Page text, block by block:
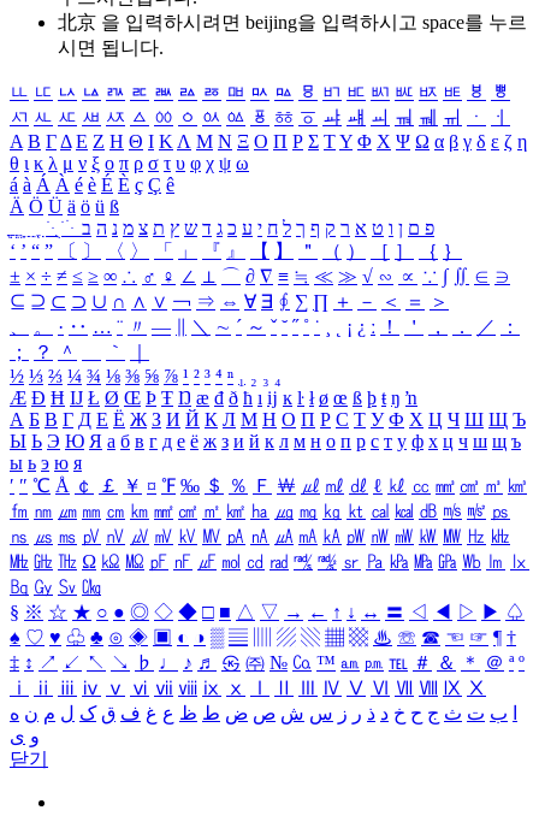
北京 을 입력하시려면 beijing을 입력하시고 space를 누르
시면 됩니다.
ㅥ ㅦ ㅧ ㅨ ㅩ ㅪ ㅫ ㅬ ㅭ ㅮ ㅯ ㅰ ㅱ ㅲ ㅳ ㅴ ㅵ ㅶ ㅷ ㅸ
ㅹ
ㅺ ㅻ ㅼ ㅽ ㅾ ㅿ ㆀ ㆁ ㆂ ㆃ ㆄ ㆅ ㆆ ㆇ ㆈ ㆉ ㆊ ㆋ ㆌ ㆍ
ㆎ
Α Β ΓΔ Ε Ζ Η Θ Ι ΚΛ Μ Ν Ξ Ο Π Ρ Σ ΤΥ Φ Χ Ψ Ω α β γ δ ε ζ η
θ ι κ λ μ ν ξ ο π ρ σ τ υ φ χ ψ ω
á à Á À é è É È ç Ç ê
Ä Ö Ü ä ö ü ß
ִֶֹ ֻּ ׁׂ פ ם ן ו ט א ר ק ף ך ל ח י ע כ ג ד ש ץ ת צ מ נ ה ב
‘ ’ “ ” 〔 〕 〈 〉 「 」 『 』 【 】 ＂ （ ） ［ ］ ｛ ｝
± × ÷ ≠ ≤ ≥ ∞ ∴ ♂ ♀ ∠ ⊥ ⌒ ∂ ∇ ≡ ≒ ≪ ≫ √ ∽ ∝ ∵ ∫ ∬ ∈ ∋
⊆ ⊇ ⊂ ⊃ ∪ ∩ ∧ ∨ ￢ ⇒ ⇔ ∀ ∃ ∮ ∑ ∏ ＋ － ＜ ＝
＞
、
。 · ‥ … ¨ 〃 ― ＼ ∼ ´ ～ ˇ ˘ ˝ ˚ ˙ ¸ ¡ ¿ ː ！ ＇ ， ． ／
：
；
？ ＾ ｀
½ ⅓ ⅔ ¼ ¾ ⅛ ⅜ ⅝ ⅞ ¹ ² ³ ⁴ ⁿ ₁ ₂ ₃ ₄
Æ Ð Ħ Ĳ Ł Ø Œ Þ Ŧ Ŋ æ đ ð ħ ı ĳ ĸ ŀ ł ø œ ß þ ŧ ŋ ŉ
А Б В Г Д Е Ё Ж З И Й К Л М Н О П Р С Т У Ф Х Ц Ч Ш Щ Ъ
Ы Ь Э Ю Я а б в г д е ё ж з и й к л м н о п р с т у ф х ц ч ш щ ъ
ы ь э ю я
′ ″ ℃ Å ￠ ￡ ￥ ¤ ℉ ‰ ＄ ％ Ｆ ￦ ㎕ ㎖ ㎗ ℓ ㎘ ㏄ ㎣ ㎤ ㎥ ㎦
㎙ ㎚ ㎛ ㎜ ㎝ ㎞ ㎟ ㎠ ㎡ ㎢ ㏊ ㎍ ㎎ ㎏ ㏏ ㎈ ㎉ ㏈ ㎧ ㎨ ㎰
㎱ ㎲ ㎳ ㎴ ㎵ ㎶ ㎷ ㎸ ㎹ ㎀ ㎁ ㎂ ㎃ ㎄ ㎺ ㎻ ㎽ ㎾ ㎿ ㎐ ㎑
㎒ ㎓ ㎔ Ω ㏀ ㏁ ㎊ ㎋ ㎌ ㏖ ㏅ ㎭ ㎮ ㎯ ㏛ ㎩ ㎪ ㎫ ㎬ ㏝ ㏐
㏓
㏃ ㏉ ㏜ ㏆
§ ※ ☆ ★ ○ ● ◎ ◇ ◆ □ ■ △ ▽ → ← ↑ ↓ ↔ 〓 ◁ ◀ ▷ ▶ ♤
♠ ♡ ♥ ♧ ♣ ⊙ ◈ ▣ ◐ ◑ ▒ ▤ ▨ ▧ ▦ ▩ ♨ ☏ ☎ ☜ ☞ ¶ †
‡ ↕ ↗ ↙ ↖ ↘ ♭ ♩ ♪ ♬ ㉿ ㈜ № ㏇ ™ ㏂ ㏘ ℡ ＃ ＆ ＊ ＠ ª º
ⅰ
ⅱ ⅲ ⅳ ⅴ ⅵ ⅶ ⅷ ⅸ ⅹ Ⅳ Ⅴ Ⅵ Ⅶ Ⅷ Ⅸ Ⅹ
ب ت ث ج ح خ د ذ ر ز س ش ص ض ط ظ ع غ ف ق ک ل م ن ه
و ی
닫기